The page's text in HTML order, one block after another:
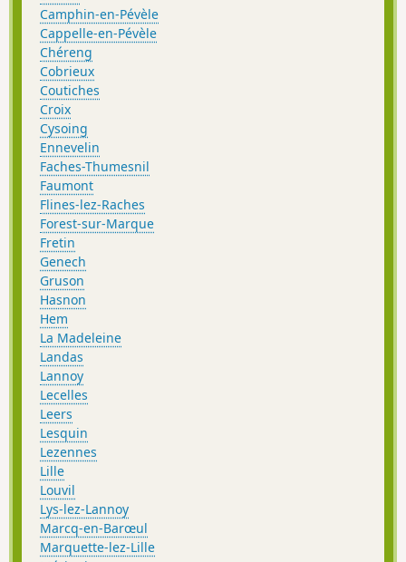
Camphin-en-Pévèle
Cappelle-en-Pévèle
Chéreng
Cobrieux
Coutiches
Croix
Cysoing
Ennevelin
Faches-Thumesnil
Faumont
Flines-lez-Raches
Forest-sur-Marque
Fretin
Genech
Gruson
Hasnon
Hem
La Madeleine
Landas
Lannoy
Lecelles
Leers
Lesquin
Lezennes
Lille
Louvil
Lys-lez-Lannoy
Marcq-en-Barœul
Marquette-lez-Lille